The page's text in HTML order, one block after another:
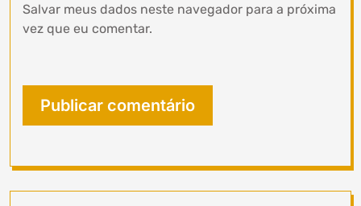
Salvar meus dados neste navegador para a próxima
vez que eu comentar.